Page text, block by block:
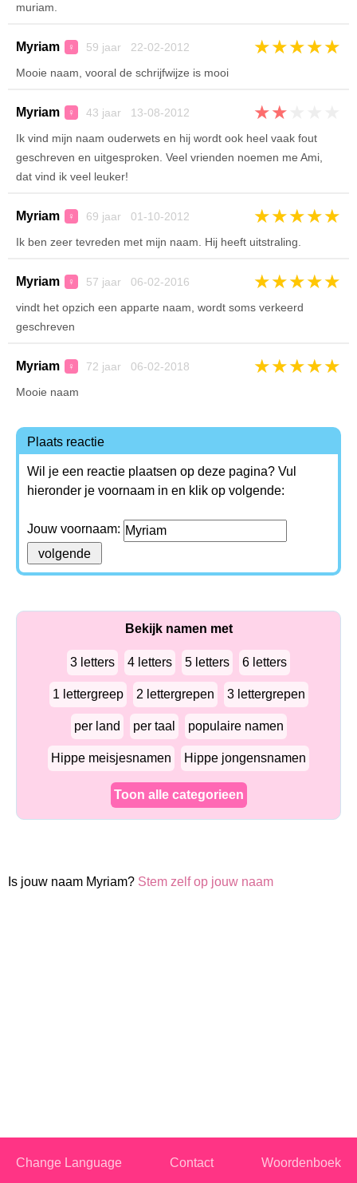
muriam.
Myriam ♀ 59 jaar 22-02-2012 ★★★★★
Mooie naam, vooral de schrijfwijze is mooi
Myriam ♀ 43 jaar 13-08-2012 ★★
Ik vind mijn naam ouderwets en hij wordt ook heel vaak fout
geschreven en uitgesproken. Veel vrienden noemen me Ami,
dat vind ik veel leuker!
Myriam ♀ 69 jaar 01-10-2012 ★★★★★
Ik ben zeer tevreden met mijn naam. Hij heeft uitstraling.
Myriam ♀ 57 jaar 06-02-2016 ★★★★★
vindt het opzich een apparte naam, wordt soms verkeerd
geschreven
Myriam ♀ 72 jaar 06-02-2018 ★★★★★
Mooie naam
Plaats reactie
Wil je een reactie plaatsen op deze pagina? Vul
hieronder je voornaam in en klik op volgende:
Jouw voornaam:
Bekijk namen met
3 letters 4 letters 5 letters 6 letters
1 lettergreep 2 lettergrepen 3 lettergrepen
per land per taal populaire namen
Hippe meisjesnamen Hippe jongensnamen
Toon alle categorieen
Is jouw naam Myriam? Stem zelf op jouw naam
Change Language Contact Woordenboek